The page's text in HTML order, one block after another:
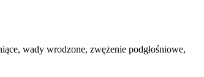
wady wrodzone, zwężenie podgłośniowe,